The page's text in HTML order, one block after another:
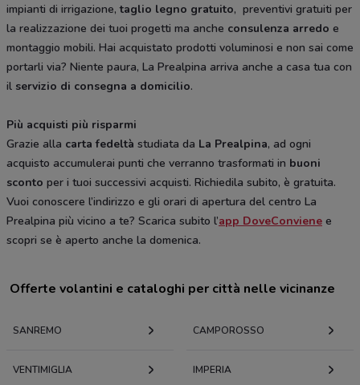
impianti di irrigazione,taglio legno gratuito, preventivi gratuiti per
la realizzazione dei tuoi progetti ma anche consulenza arredo e
montaggio mobili. Hai acquistato prodotti voluminosi e non sai come
portarli via? Niente paura, La Prealpina arriva anche a casa tua con
il servizio di consegna a domicilio.
Più acquisti più risparmi
Grazie alla carta fedeltà studiata da La Prealpina, ad ogni
acquisto accumulerai punti che verranno trasformati in buoni
sconto per i tuoi successivi acquisti. Richiedila subito, è gratuita.
Vuoi conoscere l’indirizzo e gli orari di apertura del centro La
Prealpina più vicino a te? Scarica subito l’app DoveConviene e
scopri se è aperto anche la domenica.
Offerte volantini e cataloghi per città nelle vicinanze
SANREMO CAMPOROSSO
VENTIMIGLIA IMPERIA